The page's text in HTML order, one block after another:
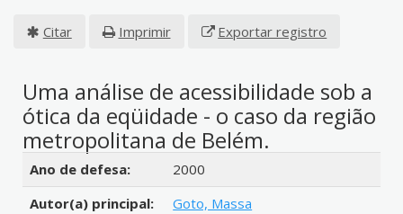
Citar Imprimir Exportar registro
Uma análise de acessibilidade sob a
ótica da eqüidade - o caso da região
metropolitana de Belém.
Detalhes bibliográficos
Ano de defesa:
2000
Autor(a) principal:
Goto, Massa